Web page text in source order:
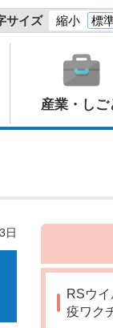
サイズ 縮小 標
産業・しご
日
RSウイ
疫ワク